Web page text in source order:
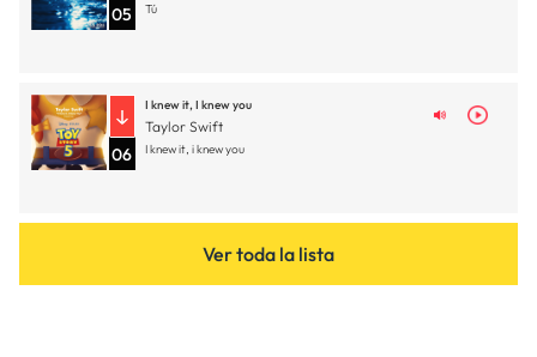
05 Tú
06
I knew it, I knew you
Taylor Swift
I knew it, i knew you
Ver toda la lista